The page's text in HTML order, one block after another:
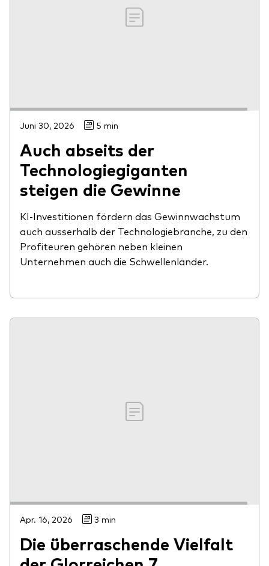
Juni 30, 2026 5 min
Auch abseits der
Technologiegiganten
steigen die Gewinne
KI-Investitionen fördern das Gewinnwachstum
auch ausserhalb der Technologiebranche, zu den
Profiteuren gehören neben kleinen
Unternehmen auch die Schwellenländer.
Apr. 16, 2026 3 min
Die überraschende Vielfalt